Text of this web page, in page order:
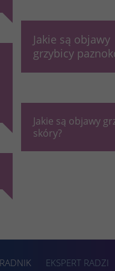
Jakie są objawy
grzybicy
Jakie są objawy
skóry?
EKSPERT RADZI